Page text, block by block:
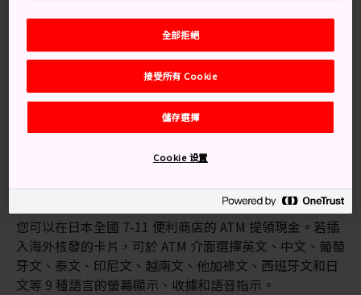
日本郵政銀行（ゆうちょ）
Seven 銀行 ATM
您可以在日本全國 7-11 便利商店的 ATM 提領現金。若插
入海外核發的卡片，可於 ATM 介面選擇英文、中文、葡萄
牙文、泰文、印尼文、越南文、他加祿文、西班牙文和日
文等 9 種語言的螢幕顯示、收據和語音指示。
全部拒絕
接受所有 Cookie
儲存選擇
Cookie 设置